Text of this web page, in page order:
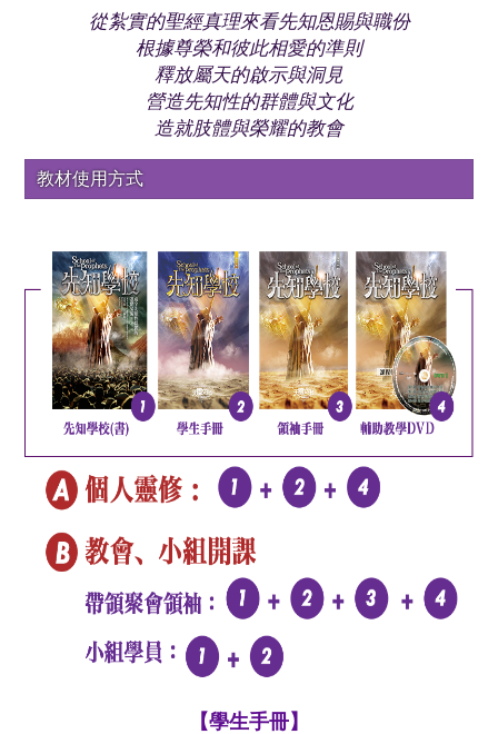
從紮實的聖經真理來看先知恩賜與職份
根據尊榮和彼此相愛的準則
釋放屬天的啟示與洞見
營造先知性的群體與文化
造就肢體與榮耀的教會
教材使用方式
【學生手冊】